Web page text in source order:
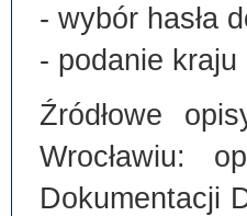
- wybór hasła
- podanie
Źródłowe
Wrocławiu:
Dokumentacji